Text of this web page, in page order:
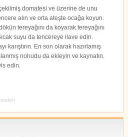
domatesi ve üzerine de unu
alın ve orta ateşte ocağa koyun.
tereyağını da koyarak tereyağını
suyu da tencereye ilave edin.
karıştırın. En son olarak hazırlamış
nohudu da ekleyin ve kaynatın.
edin.